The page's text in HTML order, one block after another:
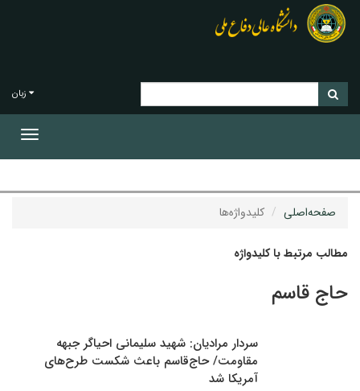
زبان
صفحه‌اصلی کلیدواژه‌ها
مطالب مرتبط با کلیدواژه
حاج قاسم
سردار مرادیان: شهید سلیمانی احیاگر جبهه
مقاومت/ حاج‌قاسم باعث شکست طرح‌های
آمریکا شد